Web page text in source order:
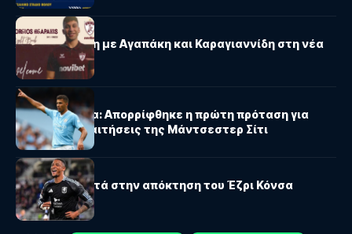
ΑΕΛ NOVIBET
ΑΕΛ: Ενίσχυση με Αγαπάκη και Καραγιαννίδη στη νέα
σεζόν
LALIGA
Μπαρτσελόνα: Απορρίφθηκε η πρώτη πρόταση για
Ρόδρι – Οι απαιτήσεις της Μάντσεστερ Σίτι
PREMIER LEAGUE
Άρσεναλ: Κοντά στην απόκτηση του Έζρι Κόνσα